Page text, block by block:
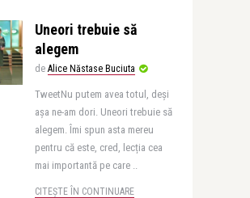
Uneori trebuie să
alegem
de Alice Năstase Buciuta
TweetNu putem avea totul, deși
așa ne-am dori. Uneori trebuie să
alegem. Îmi spun asta mereu
pentru că este, cred, lecția cea
mai importantă pe care ..
CITEȘTE ÎN CONTINUARE